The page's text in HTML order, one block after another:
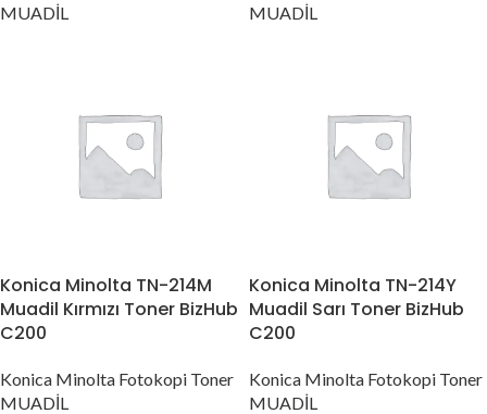
MUADİL
MUADİL
Konica Minolta TN-214M
Muadil Kırmızı Toner BizHub
C200
Konica Minolta Fotokopi Toner
MUADİL
Konica Minolta TN-214Y
Muadil Sarı Toner BizHub
C200
Konica Minolta Fotokopi Toner
MUADİL